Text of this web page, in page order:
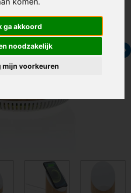
ga akkoord
noodzakelijk
mijn voorkeuren